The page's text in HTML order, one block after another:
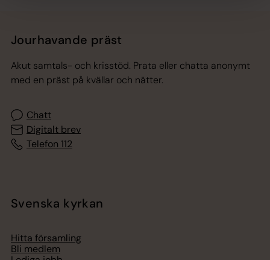
Jourhavande präst
Akut samtals- och krisstöd. Prata eller chatta anonymt
med en präst på kvällar och nätter.
Chatt
Digitalt brev
Telefon 112
Svenska kyrkan
Hitta församling
Bli medlem